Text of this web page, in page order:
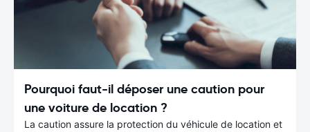
Pourquoi faut-il déposer une caution pour
une voiture de location ?
La caution assure la protection du véhicule de location et